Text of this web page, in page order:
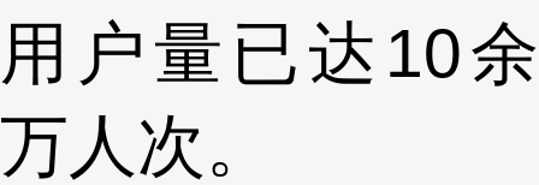
用户量已达10余
万人次。